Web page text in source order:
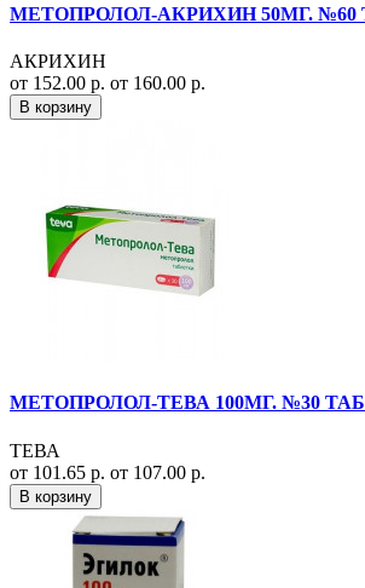
МЕТОПРОЛОЛ-АКРИХИН 50МГ. №60
АКРИХИН
от 152.00 р. от 160.00 р.
В корзину
МЕТОПРОЛОЛ-ТЕВА 100МГ. №30
ТЕВА
от 101.65 р. от 107.00 р.
В корзину